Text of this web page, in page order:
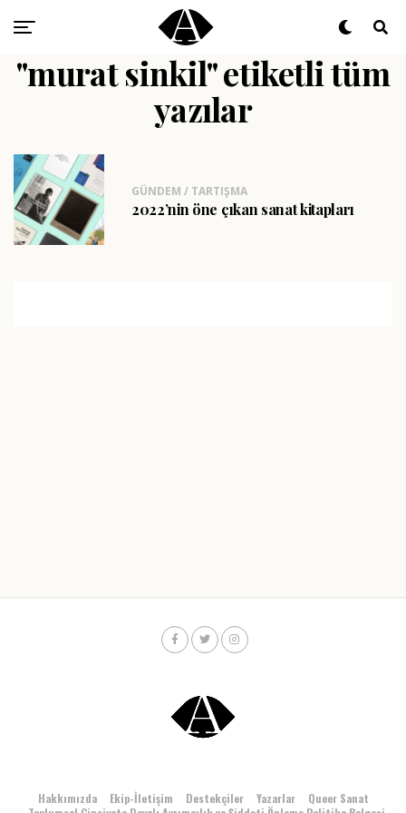
"murat sinkil" etiketli tüm
yazılar
GÜNDEM / TARTIŞMA
2022’nin öne çıkan sanat kitapları
Hakkımızda Ekip-İletişim Destekçiler Yazarlar
Queer Sanat